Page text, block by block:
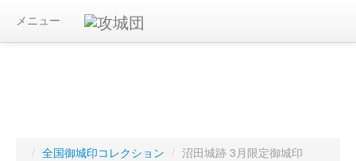
メニュー
/ 全国御城印コレクション / 沼田城跡 3月限定御城印